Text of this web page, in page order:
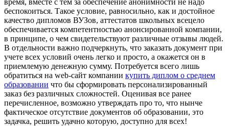
беспокоиться. Такое условие, равносильно, как и достойное
качество дипломов ВУЗов, аттестатов школьных всецело
обеспечивается компетентностью анонсированной компании,
в принципе, о чем свидетельствуют различные отзывы людей.
В отдельности важно подчеркнуть, что заказать документ при
учете всех условий очень легко и просто, а окажется он в
приемлемую денежную сумму. Потребуется всего лишь
обратиться на web-сайт компании купить диплом о среднем
образовании что бы сформировать персонализированный
заказ без различных сложностей. Оценивая все ранее
перечисленное, возможно утверждать про то, что нынче
фактическое отсутствие документов об образовании, это
задачка, решить удачно которую, доступно для всех!